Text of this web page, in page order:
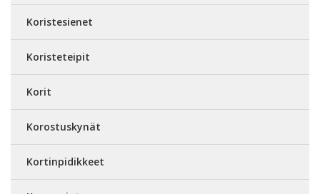
Koristesienet
Koristeteipit
Korit
Korostuskynät
Kortinpidikkeet